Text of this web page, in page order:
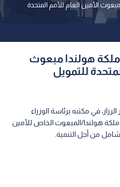
الأمين العام للأمم المتحدة
ملكة هولندا مبعوث
للتمويل
في مكتبه برئاسة الوزراء
ملكة هولندا/المبعوث الخاص للأمين
من أجل التنمية.